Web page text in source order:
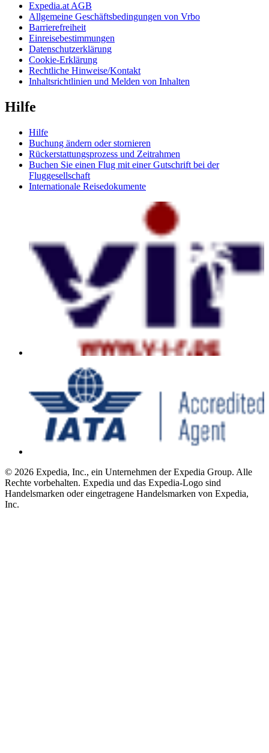
Expedia.at AGB
Allgemeine Geschäftsbedingungen von Vrbo
Barrierefreiheit
Einreisebestimmungen
Datenschutzerklärung
Cookie-Erklärung
Rechtliche Hinweise/Kontakt
Inhaltsrichtlinien und Melden von Inhalten
Hilfe
Hilfe
Buchung ändern oder stornieren
Rückerstattungsprozess und Zeitrahmen
Buchen Sie einen Flug mit einer Gutschrift bei der
Fluggesellschaft
Internationale Reisedokumente
© 2026 Expedia, Inc., ein Unternehmen der Expedia Group. Alle
Rechte vorbehalten. Expedia und das Expedia-Logo sind
Handelsmarken oder eingetragene Handelsmarken von Expedia,
Inc.